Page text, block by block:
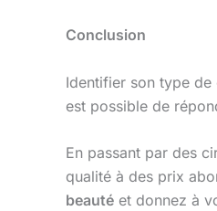
Conclusion
Identifier son type de
est possible de
En passant par des
qualité à des prix
beauté et donnez à